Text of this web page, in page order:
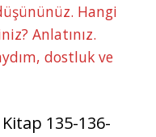
Hangi
Anlatınız.
dostluk ve
Kitap 135-136-